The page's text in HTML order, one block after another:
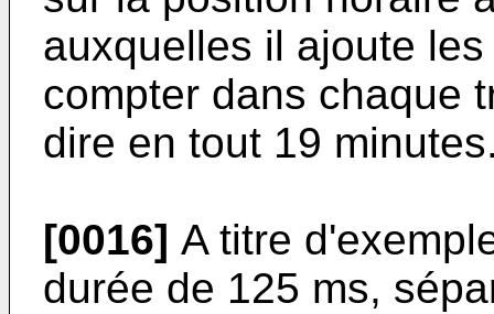
auxquelles il ajoute
compter dans chaque
dire en tout 19
[0016] A titre
durée de 125 ms,